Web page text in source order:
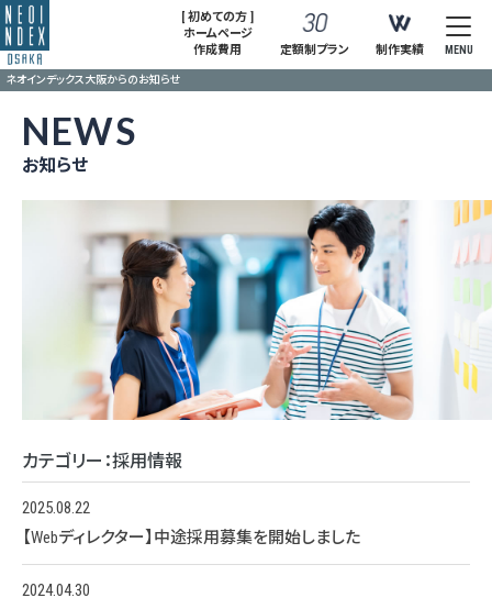
[ 初めての方 ]
ホームページ
作成費用
定額制プラン 制作実績 MENU
ネオインデックス大阪からのお知らせ
NEWS
お知らせ
カテゴリー：採用情報
2025.08.22
【Webディレクター】中途採用募集を開始しました
2024.04.30